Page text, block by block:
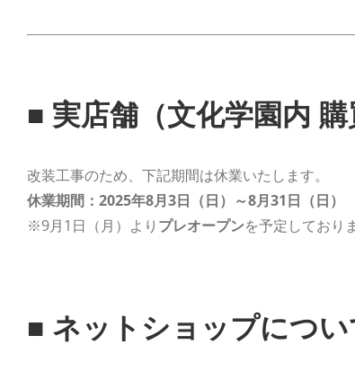
■ 実店舗（文化学園内
改装工事のため、下記期間は休業いたします。
休業期間：2025年8月3日（日）～8月31日（日）
※9月1日（月）より プレオープンを予定しており
■ ネットショップについ